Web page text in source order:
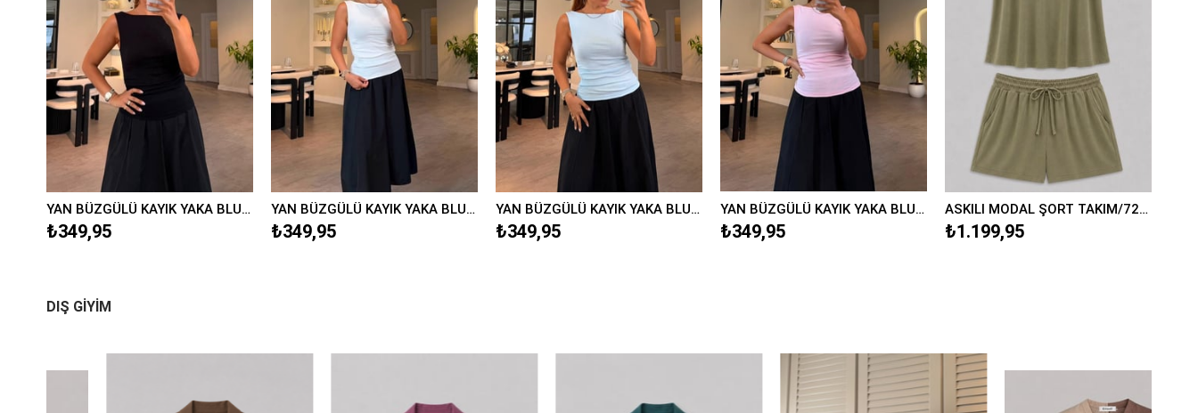
YAN BÜZGÜLÜ KAYIK YAKA BLUZ/597
₺349,95
YAN BÜZGÜLÜ KAYIK YAKA BLUZ/597
₺349,95
YAN BÜZGÜLÜ KAYIK YAKA BLUZ/597
₺349,95
ASKILI MODAL ŞORT TAKIM/7248
₺1.199,95
YAN BÜZGÜLÜ KAYIK YAKA BLUZ/597
₺349,95
DIŞ GİYİM